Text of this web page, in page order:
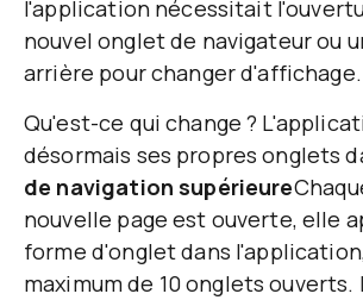
l'application nécessitait
nouvel onglet de navigateur ou
arrière pour changer d'affichage.
Qu'est-ce qui change ?
désormais ses propres onglets
de navigation supérieure
nouvelle page est ouverte, elle
forme d'onglet dans
maximum de 10 onglets